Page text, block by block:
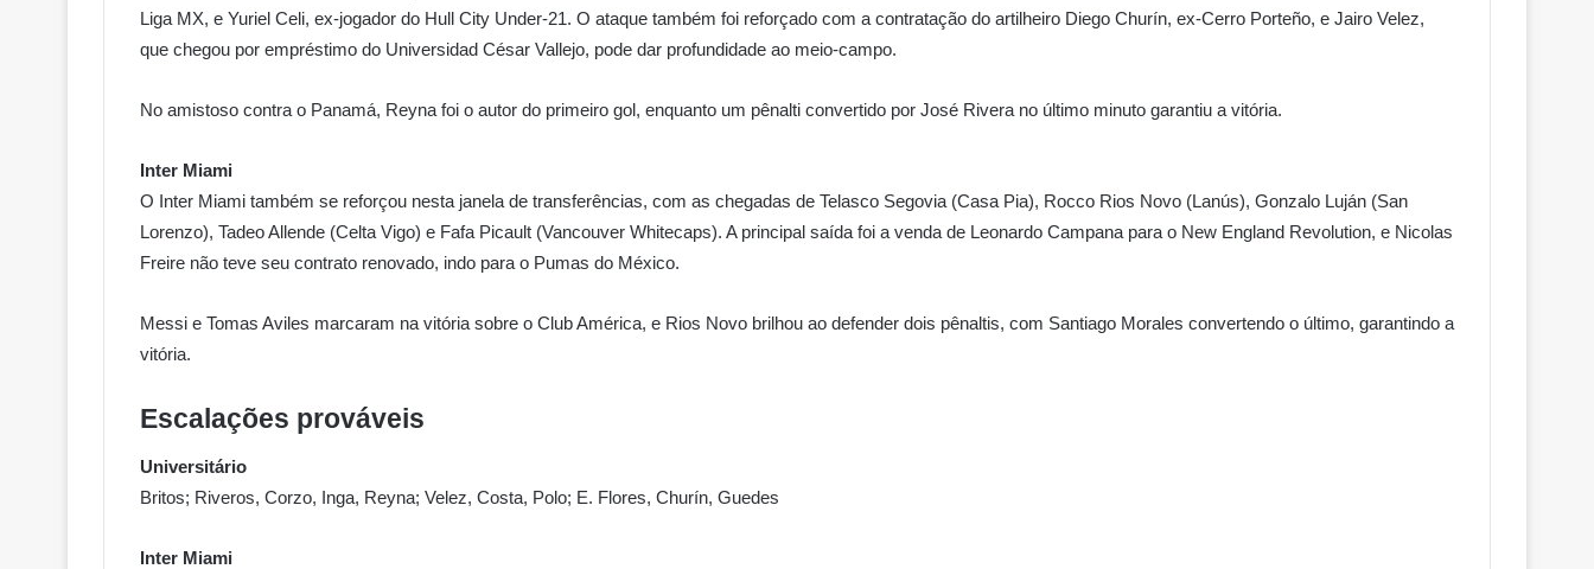
Liga MX, e Yuriel Celi, ex-jogador do Hull City Under-21. O ataque também foi reforçado com a contratação do artilheiro Diego Churín, ex-Cerro Porteño, e Jairo Velez,
que chegou por empréstimo do Universidad César Vallejo, pode dar profundidade ao meio-campo.
No amistoso contra o Panamá, Reyna foi o autor do primeiro gol, enquanto um pênalti convertido por José Rivera no último minuto garantiu a vitória.
Inter Miami
O Inter Miami também se reforçou nesta janela de transferências, com as chegadas de Telasco Segovia (Casa Pia), Rocco Rios Novo (Lanús), Gonzalo Luján (San
Lorenzo), Tadeo Allende (Celta Vigo) e Fafa Picault (Vancouver Whitecaps). A principal saída foi a venda de Leonardo Campana para o New England Revolution, e Nicolas
Freire não teve seu contrato renovado, indo para o Pumas do México.
Messi e Tomas Aviles marcaram na vitória sobre o Club América, e Rios Novo brilhou ao defender dois pênaltis, com Santiago Morales convertendo o último, garantindo a
vitória.
Escalações prováveis
Universitário
Britos; Riveros, Corzo, Inga, Reyna; Velez, Costa, Polo; E. Flores, Churín, Guedes
Inter Miami